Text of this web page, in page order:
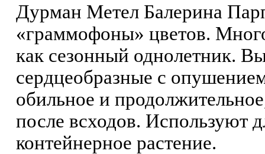
Дурман Метел Балерина
«граммофоны» цветов.
как сезонный однолетник.
сердцеобразные с
обильное и
после всходов. Используют
контейнерное растение.